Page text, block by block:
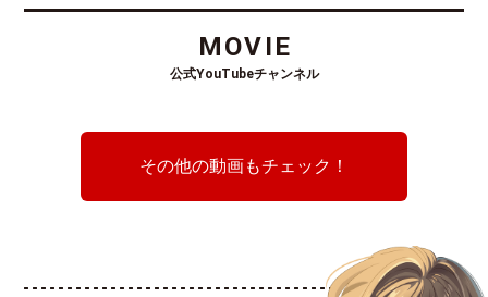
MOVIE
公式YouTubeチャンネル
その他の動画もチェック！